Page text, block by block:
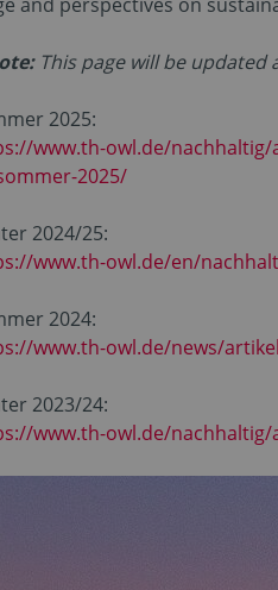
This page will be updated
2025:
www.th-owl.de/
2025/
2024/25:
www.th-owl.de/en/
2024:
www.th-owl.de/news/
2023/24:
www.th-owl.de/